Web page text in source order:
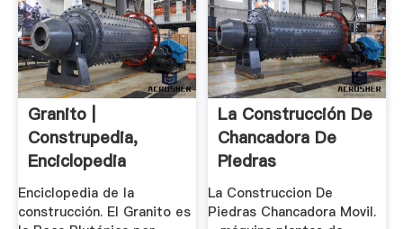
Granito |
Construpedia,
Enciclopedia
Construcción
Enciclopedia de la
construcción. El Granito es
La Construcción De
Chancadora De
Piedras
La Construccion De
Piedras Chancadora Movil.